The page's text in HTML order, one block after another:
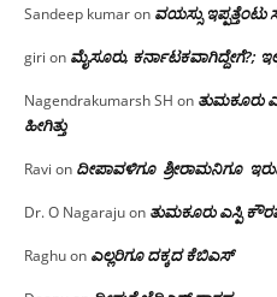
Sandeep kumaron ವಯಸ್ಸು
giri on ಮೈಸೂರು, ಕರ್ನಾಟಕವಾಗಿದ್ದೇಗೆ?;
Nagendrakumarsh SH on ತುಮಕೂರು
ಹೀಗಿತ್ತು
Ravi on ದೀಪಾವಳಿಗೂ ಶ್ರೀರಾಮನಿಗೂ
Dr. O Nagarajuon ತುಮಕೂರು ಎಸ್ಪಿ
Raghuon ಎಲ್ಲರಿಗೂ ದಕ್ಕದ ಕೆಬಿಎಸ್